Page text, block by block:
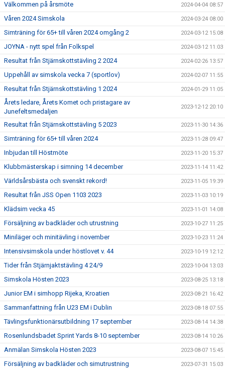
Välkommen på årsmöte 2024-04-04 08:57
Våren 2024 Simskola 2024-03-24 08:00
Simträning för 65+ till våren 2024 omgång 2 2024-03-12 15:08
JOYNA - nytt spel från Folkspel 2024-03-12 11:03
Resultat från Stjärnskottstävling 2 2024 2024-02-26 13:57
Uppehåll av simskola vecka 7 (sportlov) 2024-02-07 11:55
Resultat från Stjärnskottstävling 1 2024 2024-01-29 11:05
Årets ledare, Årets Komet och pristagare av
Junefeltsmedaljen
2023-12-12 20:10
Resultat från Stjärnskottstävling 5 2023 2023-11-30 14:36
Simträning för 65+ till våren 2024 2023-11-28 09:47
Inbjudan till Höstmöte 2023-11-20 15:37
Klubbmästerskap i simning 14 december 2023-11-14 11:42
Världsårsbästa och svenskt rekord! 2023-11-05 19:39
Resultat från JSS Open 1103 2023 2023-11-03 10:19
Klädsim vecka 45 2023-11-01 14:08
Försäljning av badkläder och utrustning 2023-10-27 11:25
Miniläger och minitävling i november 2023-10-23 11:24
Intensivsimskola under höstlovet v. 44 2023-10-19 12:12
Tider från Stjärnjaktstävling 4 24/9 2023-10-04 13:03
Simskola Hösten 2023 2023-08-25 13:18
Junior EM i simhopp Rijeka, Kroatien 2023-08-21 16:42
Sammanfattning från U23 EM i Dublin 2023-08-18 07:55
Tävlingsfunktionärsutbildning 17 september 2023-08-14 14:38
Rosenlundsbadet Sprint Yards 8-10 september 2023-08-14 10:26
Anmälan Simskola Hösten 2023 2023-08-07 15:45
Försäljning av badkläder och simutrustning 2023-07-31 15:03